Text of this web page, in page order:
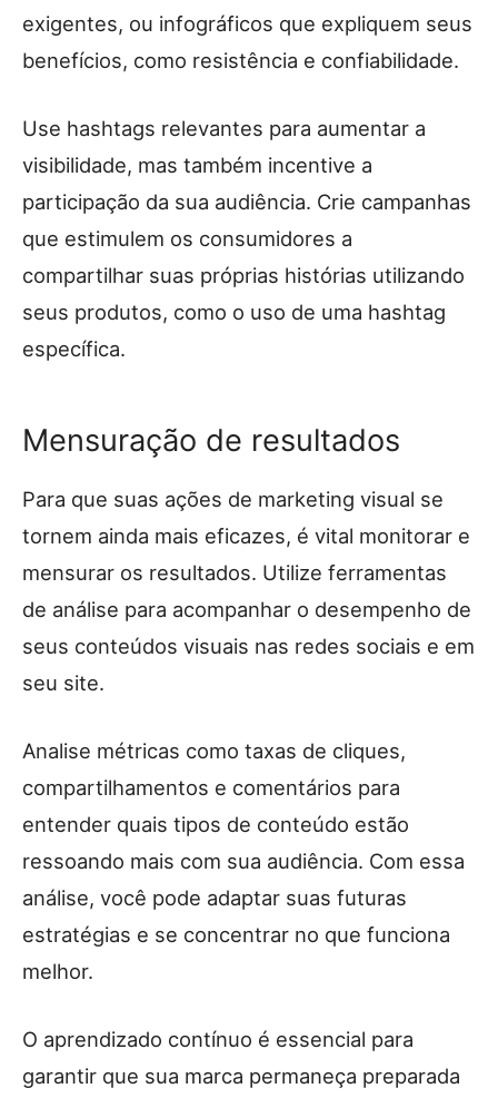
exigentes, ou infográficos que expliquem seus
benefícios, como resistência e confiabilidade.
Use hashtags relevantes para aumentar a
visibilidade, mas também incentive a
participação da sua audiência. Crie campanhas
que estimulem os consumidores a
compartilhar suas próprias histórias utilizando
seus produtos, como o uso de uma hashtag
específica.
Mensuração de resultados
Para que suas ações de marketing visual se
tornem ainda mais eficazes, é vital monitorar e
mensurar os resultados. Utilize ferramentas
de análise para acompanhar o desempenho de
seus conteúdos visuais nas redes sociais e em
seu site.
Analise métricas como taxas de cliques,
compartilhamentos e comentários para
entender quais tipos de conteúdo estão
ressoando mais com sua audiência. Com essa
análise, você pode adaptar suas futuras
estratégias e se concentrar no que funciona
melhor.
O aprendizado contínuo é essencial para
garantir que sua marca permaneça preparada